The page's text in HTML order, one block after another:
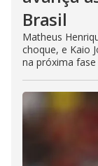
Brasil
Matheus
choque, e Kaio
na próxima fase